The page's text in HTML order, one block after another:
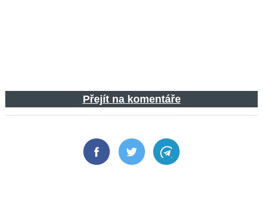
Přejít na komentáře
FacebookTwitter Telegram